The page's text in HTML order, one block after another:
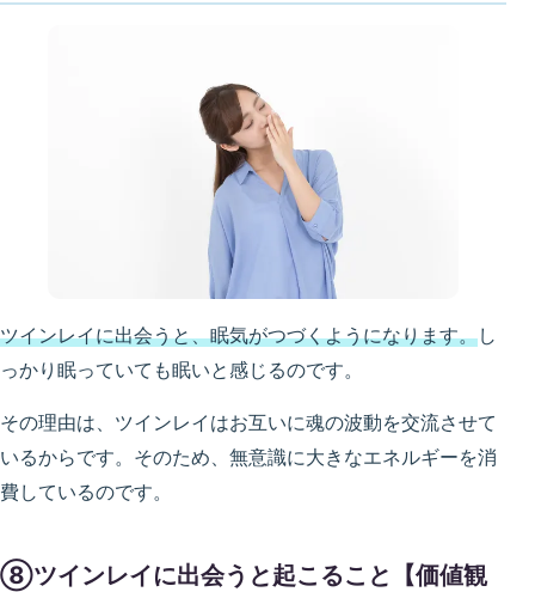
ツインレイに出会うと、眠気がつづくようになります。し
っかり眠っていても眠いと感じるのです。
その理由は、ツインレイはお互いに魂の波動を交流させて
いるからです。そのため、無意識に大きなエネルギーを消
費しているのです。
⑧ツインレイに出会うと起こること【価値観